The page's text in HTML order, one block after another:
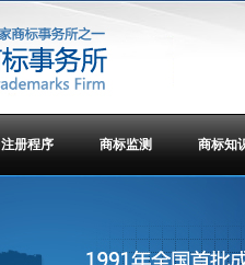
注册程序 商标监测 商标知